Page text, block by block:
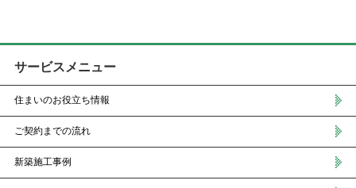
サービスメニュー
住まいのお役立ち情報
ご契約までの流れ
新築施工事例